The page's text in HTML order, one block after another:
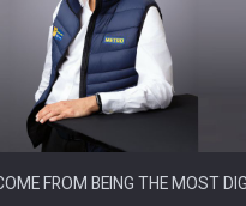
- Shaping The Future -
FROM BEING THE MOST